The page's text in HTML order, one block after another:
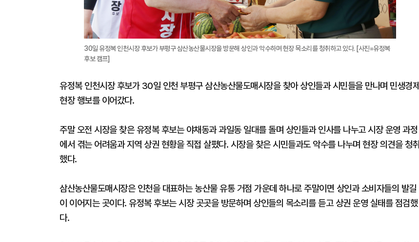
30일 유정복 인천시장 후보가 부평구 삼산농산물시장을 방문해 상인과 악수하며 현장 목소리를 청취하고 있다. [사진=유정복
후보 캠프]
유정복 인천시장 후보가 30일 인천 부평구 삼산농산물도매시장을 찾아 상인들과 시민들을 만나며 민생경제
현장 행보를 이어갔다.
주말 오전 시장을 찾은 유정복 후보는 야채동과 과일동 일대를 돌며 상인들과 인사를 나누고 시장 운영 과정
에서 겪는 어려움과 지역 상권 현황을 직접 살폈다. 시장을 찾은 시민들과도 악수를 나누며 현장 의견을 청취
했다.
삼산농산물도매시장은 인천을 대표하는 농산물 유통 거점 가운데 하나로 주말이면 상인과 소비자들의 발길
이 이어지는 곳이다. 유정복 후보는 시장 곳곳을 방문하며 상인들의 목소리를 듣고 상권 운영 실태를 점검했
다.